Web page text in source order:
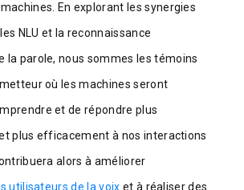
En explorant les synergies
NLU et la reconnaissance
la parole, nous sommes les témoins
où les machines seront
et de répondre plus
plus efficacement à nos interactions
alors à améliorer
utilisateurs de la voix et à réaliser des